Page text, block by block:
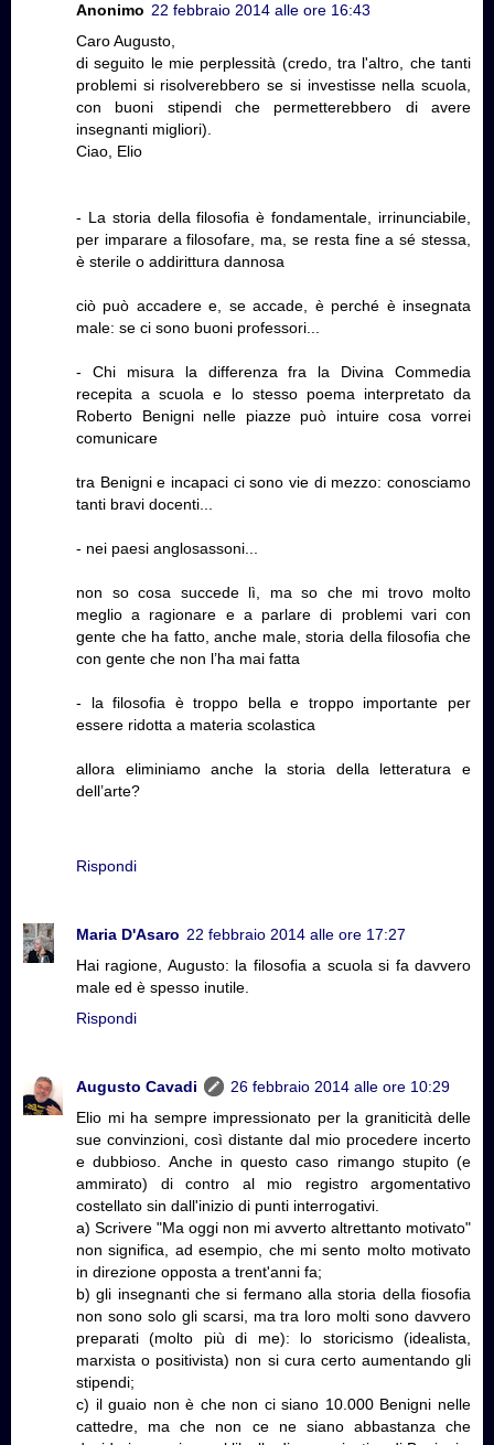
Anonimo 22 febbraio 2014 alle ore 16:43
Caro Augusto,
di seguito le mie perplessità (credo, tra l'altro, che tanti
problemi si risolverebbero se si investisse nella scuola,
con buoni stipendi che permetterebbero di avere
insegnanti migliori).
Ciao, Elio
- La storia della filosofia è fondamentale, irrinunciabile,
per imparare a filosofare, ma, se resta fine a sé stessa,
è sterile o addirittura dannosa
ciò può accadere e, se accade, è perché è insegnata
male: se ci sono buoni professori...
- Chi misura la differenza fra la Divina Commedia
recepita a scuola e lo stesso poema interpretato da
Roberto Benigni nelle piazze può intuire cosa vorrei
comunicare
tra Benigni e incapaci ci sono vie di mezzo: conosciamo
tanti bravi docenti...
- nei paesi anglosassoni...
non so cosa succede lì, ma so che mi trovo molto
meglio a ragionare e a parlare di problemi vari con
gente che ha fatto, anche male, storia della filosofia che
con gente che non l’ha mai fatta
- la filosofia è troppo bella e troppo importante per
essere ridotta a materia scolastica
allora eliminiamo anche la storia della letteratura e
dell’arte?
Rispondi
Maria D'Asaro 22 febbraio 2014 alle ore 17:27
Hai ragione, Augusto: la filosofia a scuola si fa davvero
male ed è spesso inutile.
Rispondi
Augusto Cavadi
26 febbraio 2014 alle ore 10:29
Elio mi ha sempre impressionato per la graniticità delle
sue convinzioni, così distante dal mio procedere incerto
e dubbioso. Anche in questo caso rimango stupito (e
ammirato) di contro al mio registro argomentativo
costellato sin dall'inizio di punti interrogativi.
a) Scrivere "Ma oggi non mi avverto altrettanto motivato"
non significa, ad esempio, che mi sento molto motivato
in direzione opposta a trent'anni fa;
b) gli insegnanti che si fermano alla storia della fiosofia
non sono solo gli scarsi, ma tra loro molti sono davvero
preparati (molto più di me): lo storicismo (idealista,
marxista o positivista) non si cura certo aumentando gli
stipendi;
c) il guaio non è che non ci siano 10.000 Benigni nelle
cattedre, ma che non ce ne siano abbastanza che